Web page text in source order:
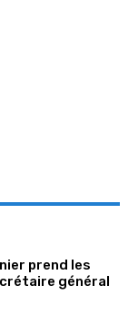
prend les
général